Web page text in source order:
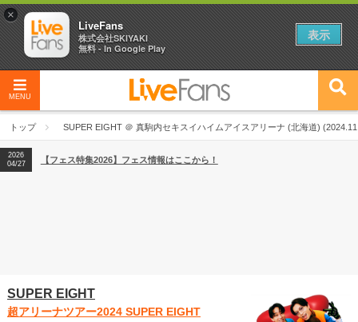
MENU
トップ SUPER EIGHT ＠ 真駒内セキスイハイムアイスアリーナ (北海道)
2026
04/27
2026
【ライブ動員ランキング】2026年上半期編発表！
2026
04/27
【フェス特集2026】フェス情報はここから！
SUPER EIGHT
超アリーナツアー2024 SUPER EIGHT
×
LiveFans
株式会社SKIYAKI
無料 - In Google Play
表示